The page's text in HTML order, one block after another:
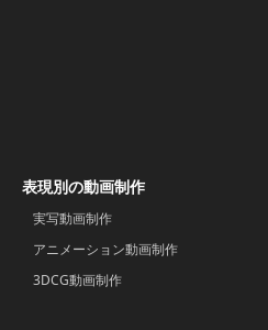
表現別の動画制作
実写動画制作
アニメーション動画制作
3DCG動画制作